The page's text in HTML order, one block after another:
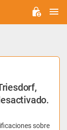
sobre